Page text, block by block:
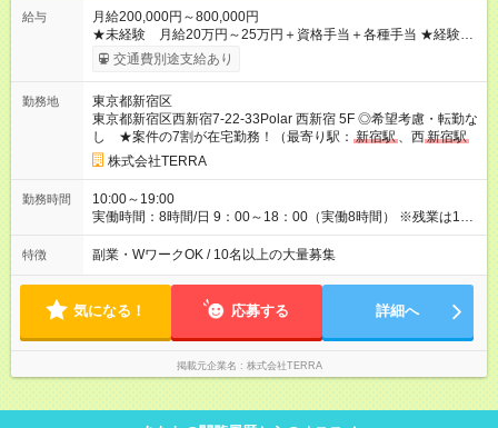
給与
月給200,000円～800,000円
★未経験 月給20万円～25万円＋資格手当＋各種手当 ★経験
者 前職給与保証 月給30万～80万円＋資格手当＋各種手当 ※年
齢・経験・能力を考慮のうえ、決定します。 ※試用期間は、6ヶ
年で給料倍にした実績あり ★ライフワークバランスの両立で満
足度充実 【試用期間】試用期間あり 試用期間の長さ：6ヶ月 雇
用形態、給与は本採用時と同じです。
交通費別途支給あり
勤務地
東京都新宿区
東京都新宿区西新宿7-22-33Polar 西新宿 5F ◎希望考慮・転勤な
し ★案件の7割が在宅勤務！（最寄り駅： 新宿駅 、西新宿駅
、新宿西口駅、大久保駅、西武
株式会社TERRA
勤務時間
10:00～19:00
実働時間：8時間/日 9：00～18：00（実働8時間） ※残業は1ヶ
月合計で5～10時間ほど。定時に帰宅できることがほとんどで
す。 ※プロジェクト先により一部異なります。
特徴 副業・WワークOK / 10名以上の大量募集
気になる！ 応募する 詳細へ
掲載元企業名 株式会社TERRA